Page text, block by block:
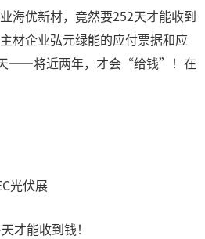
海优新材，竟然要252天才能收到
材企业弘元绿能的应付票据和应
——将近两年，才会“给钱”！在
光伏展
才能收到钱！